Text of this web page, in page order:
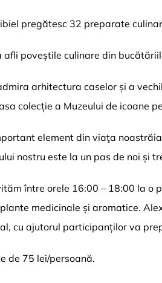
pregătesc 32 preparate
afli poveștile culinare din
arhitectura caselor și a
colecție a Muzeului de icoane
element din viaţa
nostru este la un pas de noi și
între orele 16:00 – 18:00 la o
medicinale și aromatice.
cu ajutorul participanților va
de 75 lei/persoană.